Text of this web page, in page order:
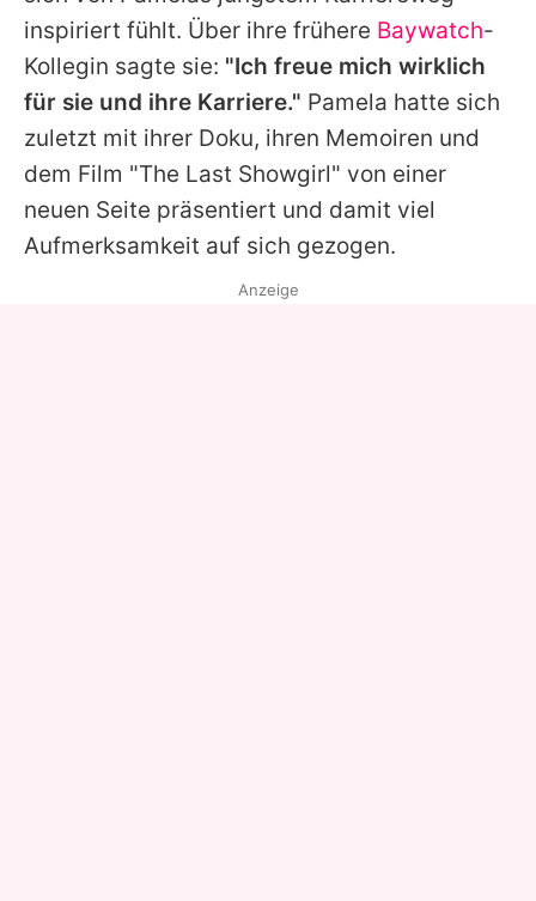
Utiq verwalten
inspiriert fühlt. Über ihre frühere Baywatch-
Kollegin sagte sie: "Ich freue mich wirklich
für sie und ihre Karriere." Pamela hatte sich
zuletzt mit ihrer Doku, ihren Memoiren und
dem Film "The Last Showgirl" von einer
neuen Seite präsentiert und damit viel
Aufmerksamkeit auf sich gezogen.
Anzeige